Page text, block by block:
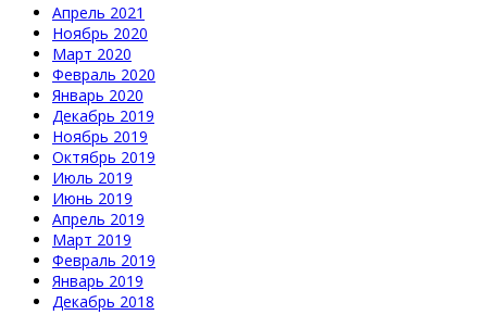
Апрель 2021
Ноябрь 2020
Март 2020
Февраль 2020
Январь 2020
Декабрь 2019
Ноябрь 2019
Октябрь 2019
Июль 2019
Июнь 2019
Апрель 2019
Март 2019
Февраль 2019
Январь 2019
Декабрь 2018